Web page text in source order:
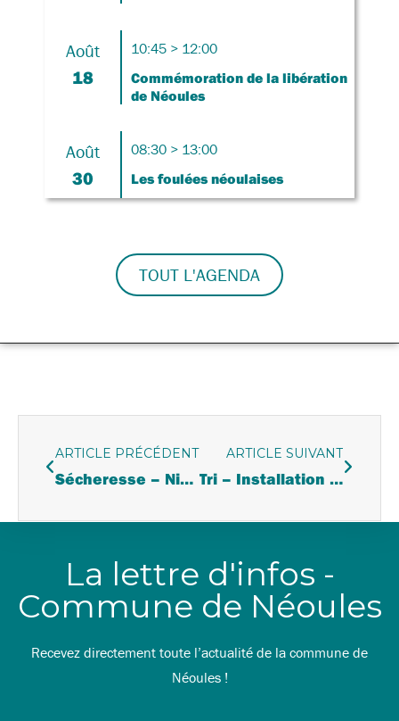
Août
18
10:45 > 12:00
Commémoration de la libération
de Néoules
Août
30
08:30 > 13:00
Les foulées néoulaises
TOUT L'AGENDA
ARTICLE PRÉCÉDENT
Sécheresse – Niveau crise prolongé
ARTICLE SUIVANT
Tri – Installation de colonnes cartons
La lettre d'infos -
Commune de Néoules
Recevez directement toute l’actualité de la commune de
Néoules !